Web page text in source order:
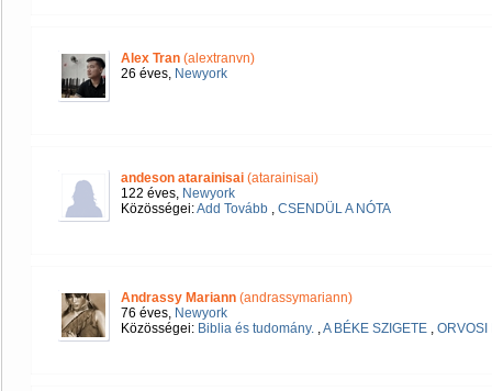
Alex Tran (alextranvn)
26 éves, Newyork
andeson atarainisai (atarainisai)
122 éves, Newyork
Közösségei:Add Tovább , CSENDÜL A NÓTA
Andrassy Mariann (andrassymariann)
76 éves, Newyork
Közösségei: Biblia és tudomány. ,A BÉKE SZIGETE , ORVOSI